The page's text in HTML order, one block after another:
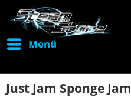
Menü
Just Jam Sponge Jam